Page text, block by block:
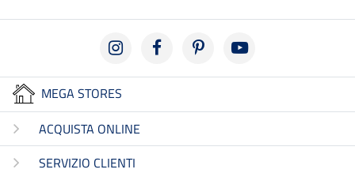
MEGA STORES
ACQUISTA ONLINE
SERVIZIO CLIENTI